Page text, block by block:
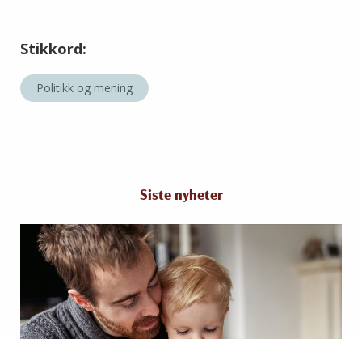
Stikkord:
Politikk og mening
Siste nyheter